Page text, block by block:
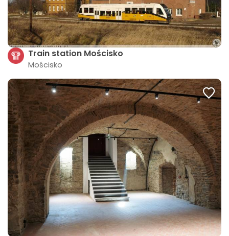
Train station Mościsko
Mościsko